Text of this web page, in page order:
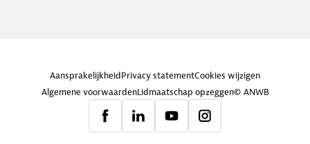
AansprakelijkheidPrivacy statementCookies wijzigen
Algemene voorwaardenLidmaatschap opzeggen© ANWB